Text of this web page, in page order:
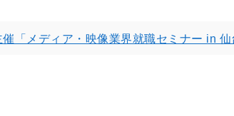
「メディア・映像業界就職セミナー in